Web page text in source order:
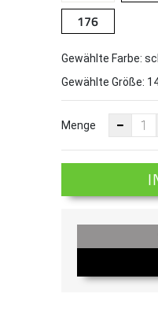
176
Gewählte Farbe:
Gewählte Größe:
Menge